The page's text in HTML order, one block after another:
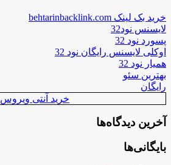
خرید بک لینک behtarinbacklink.com
لایسنس نود32
پسورد نود 32
اوکلی لایسنس رایگان نود 32
همیار نود 32
بهترین سئو
رایگان
خرید آنتی ویروس
آخرین دیدگاه‌ها
بایگانی‌ها